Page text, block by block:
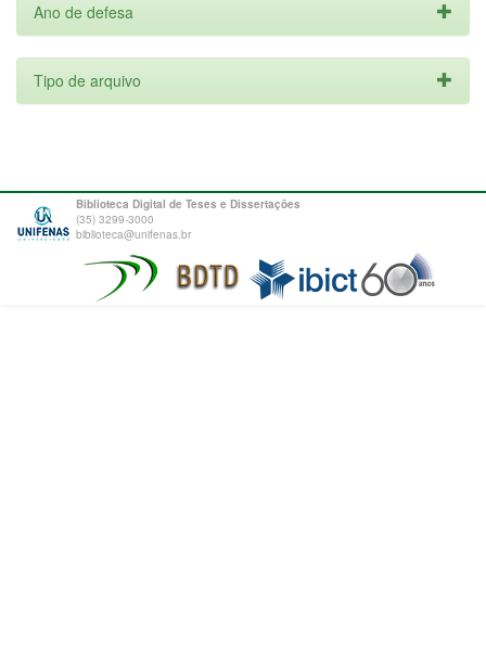
Ano de defesa
Tipo de arquivo
Biblioteca Digital de Teses e Dissertações
(35) 3299-3000
biblioteca@unifenas.br